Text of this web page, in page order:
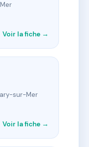
Voir la fiche →
sur-Mer
Voir la fiche →